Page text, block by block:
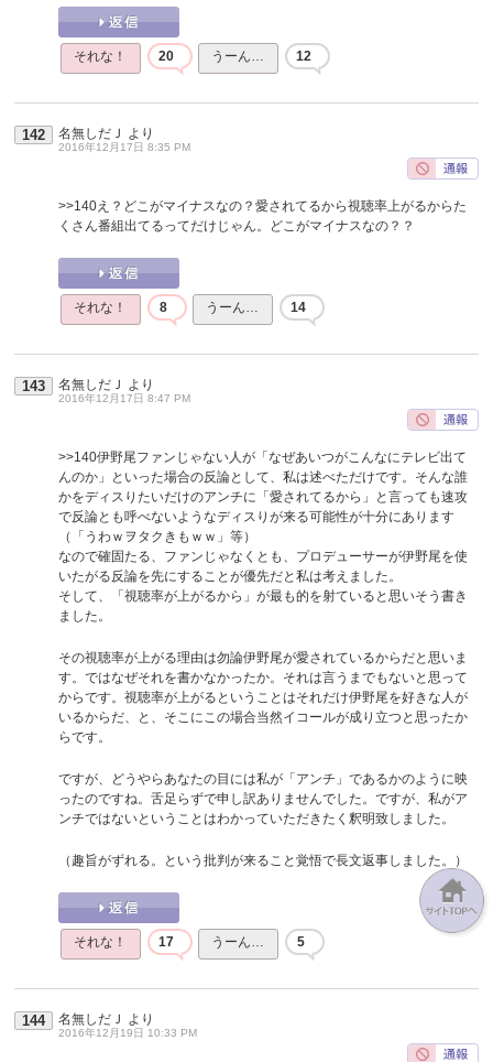
それな！ 20 うーん… 12
142 名無しだＪ より
2016年12月17日 8:35 PM
>>140え？どこがマイナスなの？愛されてるから視聴率上がるからた
くさん番組出てるってだけじゃん。どこがマイナスなの？？
それな！ 8 うーん… 14
143 名無しだＪ より
2016年12月17日 8:47 PM
>>140伊野尾ファンじゃない人が「なぜあいつがこんなにテレビ出て
んのか」といった場合の反論として、私は述べただけです。そんな誰
かをディスりたいだけのアンチに「愛されてるから」と言っても速攻
で反論とも呼べないようなディスりが来る可能性が十分にあります
（「うわｗヲタクきもｗｗ」等）
なので確固たる、ファンじゃなくとも、プロデューサーが伊野尾を使
いたがる反論を先にすることが優先だと私は考えました。
そして、「視聴率が上がるから」が最も的を射ていると思いそう書き
ました。
その視聴率が上がる理由は勿論伊野尾が愛されているからだと思いま
す。ではなぜそれを書かなかったか。それは言うまでもないと思って
からです。視聴率が上がるということはそれだけ伊野尾を好きな人が
いるからだ、と、そこにこの場合当然イコールが成り立つと思ったか
らです。
ですが、どうやらあなたの目には私が「アンチ」であるかのように映
ったのですね。舌足らずで申し訳ありませんでした。ですが、私がア
ンチではないということはわかっていただきたく釈明致しました。
（趣旨がずれる。という批判が来ること覚悟で長文返事しました。）
それな！ 17 うーん… 5
144 名無しだＪ より
2016年12月19日 10:33 PM